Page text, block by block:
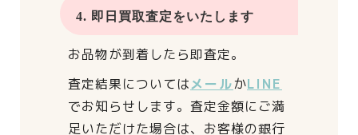
4. 即日買取査定をいたします
お品物が到着したら即査定。
査定結果についてはメールかLINE
でお知らせします。 査定金額にご満
足いただけた場合は、 お客様の銀行